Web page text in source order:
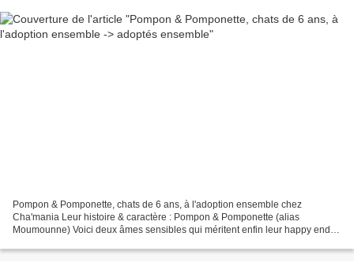
Pompon & Pomponette, chats de 6 ans, à l'adoption ensemble chez
Cha'mania Leur histoire & caractère : Pompon & Pomponette (alias
Moumounne) Voici deux âmes sensibles qui méritent enfin leur happy end